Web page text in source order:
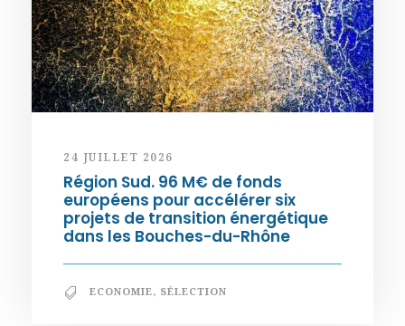
24 JUILLET 2026
Région Sud. 96 M€ de fonds
européens pour accélérer six
projets de transition énergétique
dans les Bouches-du-Rhône
ECONOMIE, SÉLECTION